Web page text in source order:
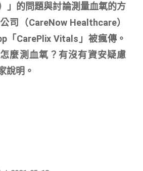
」的問題與討論測量血氧的方
司（CareNow Healthcare）
「CarePlix Vitals」被瘋傳。
麼測血氧？有沒有資安疑慮
說明。